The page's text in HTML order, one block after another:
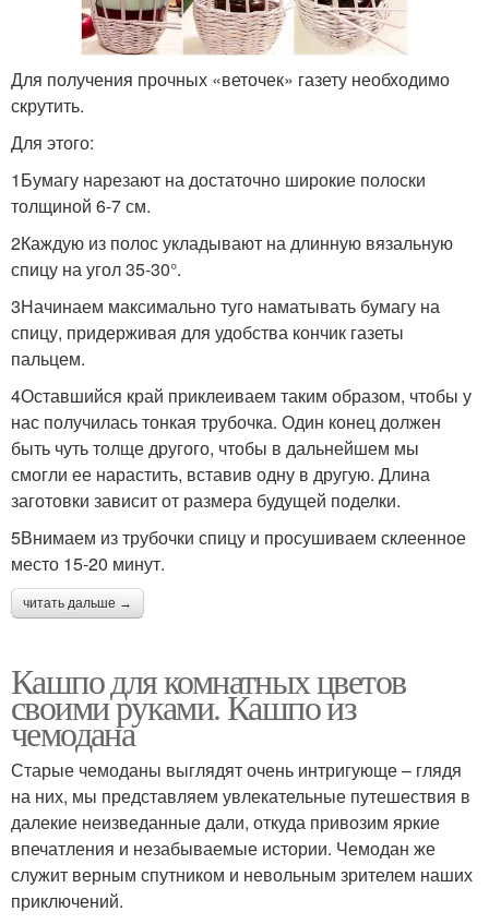
Кашпо из веревки
Кашпо для комнатных
цветов
Напольное кашпо
Кашпо в технике
Для получения прочных «веточек» газету необходимо
скрутить.
Для этого:
1Бумагу нарезают на достаточно широкие полоски
толщиной 6-7 см.
2Каждую из полос укладывают на длинную вязальную
спицу на угол 35-30°.
3Начинаем максимально туго наматывать бумагу на
спицу, придерживая для удобства кончик газеты
пальцем.
4Оставшийся край приклеиваем таким образом, чтобы у
нас получилась тонкая трубочка. Один конец должен
быть чуть толще другого, чтобы в дальнейшем мы
смогли ее нарастить, вставив одну в другую. Длина
заготовки зависит от размера будущей поделки.
5Внимаем из трубочки спицу и просушиваем склеенное
место 15-20 минут.
читать дальше →
Кашпо для комнатных цветов
своими руками. Кашпо из
чемодана
Старые чемоданы выглядят очень интригующе – глядя
на них, мы представляем увлекательные путешествия в
далекие неизведанные дали, откуда привозим яркие
впечатления и незабываемые истории. Чемодан же
служит верным спутником и невольным зрителем наших
приключений.